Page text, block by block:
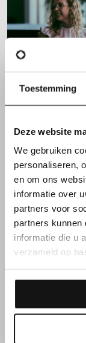
Toestemming
Deze website
We gebruiken
personaliseren,
en om ons
informatie over
partners voor
partners kunnen
informatie die u
verzameld op
jouw
Je beschikt
3 jaar) en